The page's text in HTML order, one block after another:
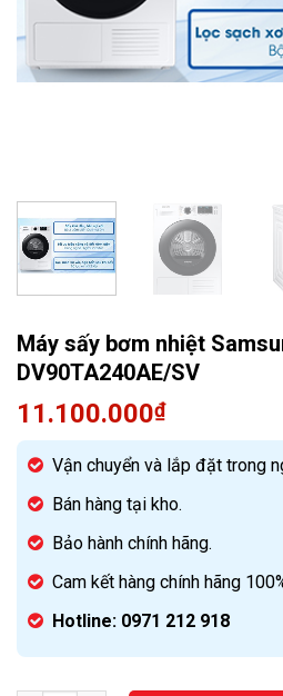
Máy sấy bơm nhiệt
DV90TA240AE/SV
11.100.000₫
Vận chuyển và lắp đặt trong
Bán hàng tại kho.
Bảo hành chính hãng.
Cam kết hàng chính hãng
Hotline: 0971 212 918